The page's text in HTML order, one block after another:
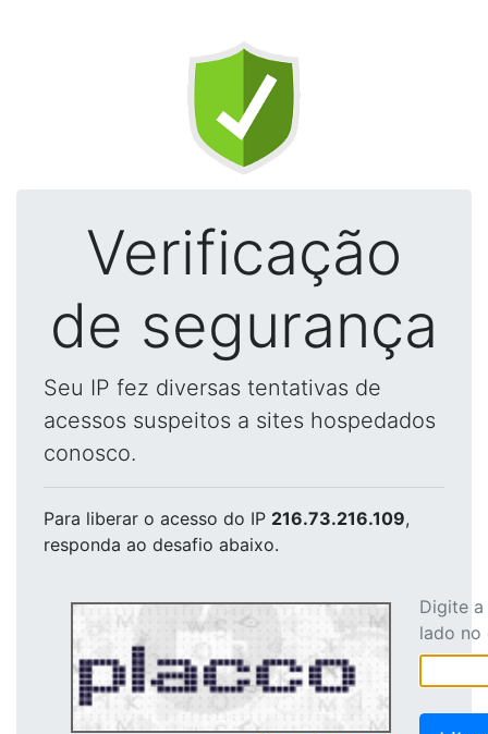
Verificação
de segurança
Seu IP fez diversas tentativas de
acessos suspeitos a sites hospedados
conosco.
Para liberar o acesso do IP 216.73.216.109,
responda ao desafio abaixo.
Digite
lado no